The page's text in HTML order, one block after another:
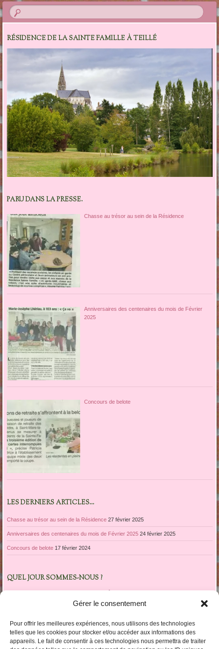
Gérer le consentement
Pour offrir les meilleures expériences, nous utilisons des technologies
telles que les cookies pour stocker et/ou accéder aux informations des
appareils. Le fait de consentir à ces technologies nous permettra de traiter
RÉSIDENCE DE LA SAINTE FAMILLE À TEILLÉ
PARU DANS LA PRESSE.
Chasse au trésor au sein de la Résidence
Anniversaires des centenaires du mois de Février
2025
Concours de belote
LES DERNIERS ARTICLES…
Chasse au trésor au sein de la Résidence 27 février 2025
Anniversaires des centenaires du mois de Février 2025 24 février 2025
Concours de belote 17 février 2024
QUEL JOUR SOMMES-NOUS ?
avril 2020
M J V
6
7 8 9 10 11
12
13
14 15 16 17 18 19